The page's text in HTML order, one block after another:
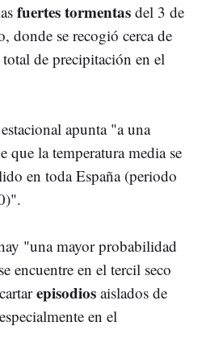
fuertes tormentas del 3 de
donde se recogió cerca de
de precipitación en el
apunta "a una
que la temperatura media se
en toda España (periodo
"una mayor probabilidad
encuentre en el tercil seco
episodios aislados de
en el